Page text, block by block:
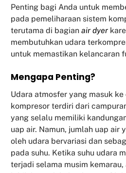
Penting bagi Anda untuk
pada pemeliharaan sistem
terutama di bagianair dyer
membutuhkan udara
untuk memastikan kelancaran
Mengapa Penting?
Udara atmosfer yang masuk
kompresor terdiri dari
yang selalu memiliki
uap air. Namun, jumlah uap air
oleh udara bervariasi dan
pada suhu. Ketika suhu udara
terjadi selama musim